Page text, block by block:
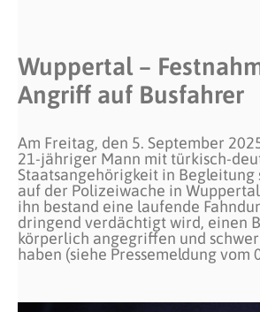
Wuppertal –
Angriff auf Busfahrer
Am Freitag, den 5. September
21-jähriger Mann mit türkisch-
Staatsangehörigkeit in Begleitung
auf der Polizeiwache in
ihn bestand eine laufende
dringend verdächtigt wird, einen
körperlich angegriffen und
haben (siehe Pressemeldung vom